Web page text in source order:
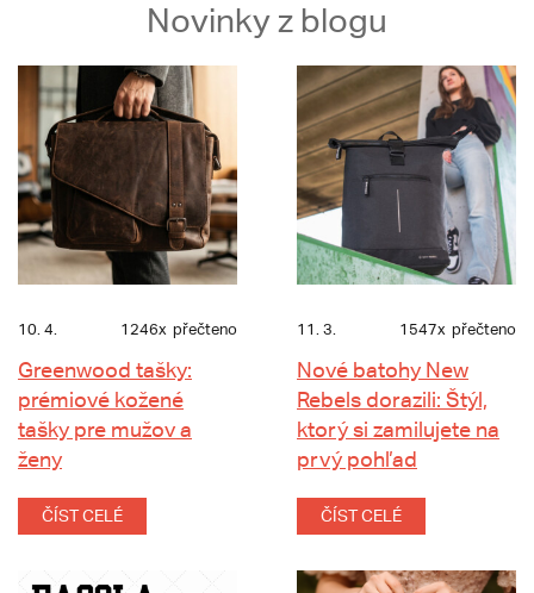
Novinky z blogu
10. 4. 1246x přečteno
Greenwood tašky:
prémiové kožené
tašky pre mužov a
ženy
ČÍST CELÉ
11. 3. 1547x přečteno
Nové batohy New
Rebels dorazili: Štýl,
ktorý si zamilujete na
prvý pohľad
ČÍST CELÉ